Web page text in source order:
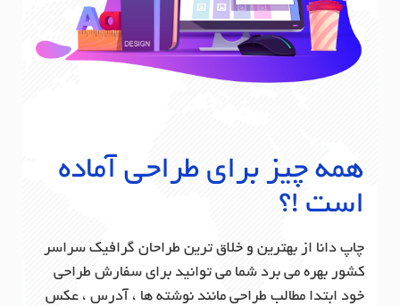
همه چیز برای طراحی آماده
است !؟
چاپ دانا از بهترین و خلاق ترین طراحان گرافیک سراسر
کشور بهره می برد شما می توانید برای سفارش طراحی
خود ابتدا مطالب طراحی مانند نوشته ها ، آدرس ، عکس